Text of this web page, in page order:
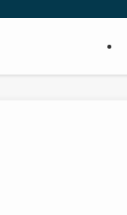
ように分かりやすくまと